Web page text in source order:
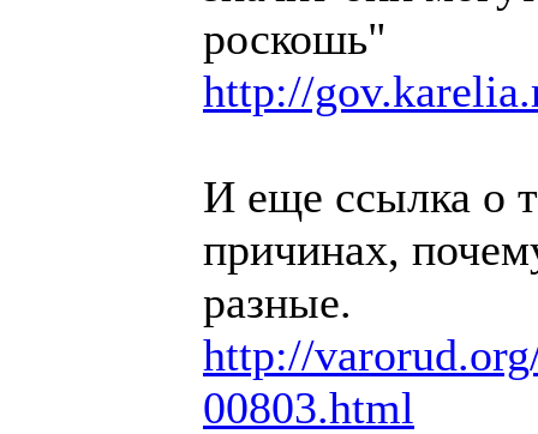
роскошь"
http://
И еще ссылка о
причинах,
разные.
http://
00803.html